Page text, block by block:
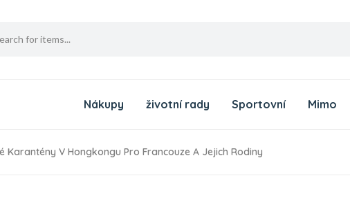
Nákupy životní rady Sportovní Mimo
Karantény V Hongkongu Pro Francouze A Jejich Rodiny